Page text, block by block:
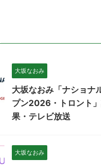
大坂なおみ
大坂なおみ「ナショナ
プン2026・トロント
果・テレビ放送
大坂なおみ